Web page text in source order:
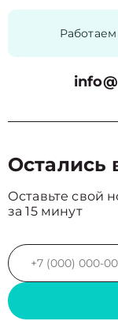
Работаем
Остались
Оставьте свой
за 15 минут